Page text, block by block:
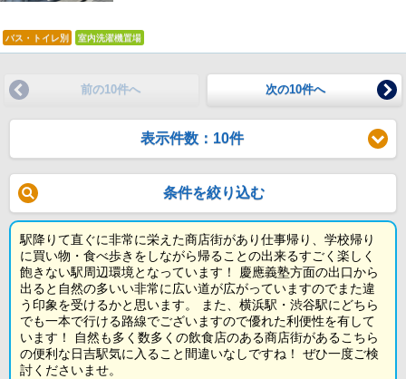
バス・トイレ別 室内洗濯機置場
前の10件へ 次の10件へ
表示件数：10件
条件を絞り込む
駅降りて直ぐに非常に栄えた商店街があり仕事帰り、学校帰り
に買い物・食べ歩きをしながら帰ることの出来るすごく楽しく
飽きない駅周辺環境となっています！ 慶應義塾方面の出口から
出ると自然の多いい非常に広い道が広がっていますのでまた違
う印象を受けるかと思います。 また、横浜駅・渋谷駅にどちら
でも一本で行ける路線でございますので優れた利便性を有して
います！ 自然も多く数多くの飲食店のある商店街があるこちら
の便利な日吉駅気に入ること間違いなしですね！ ぜひ一度ご検
討くださいませ。